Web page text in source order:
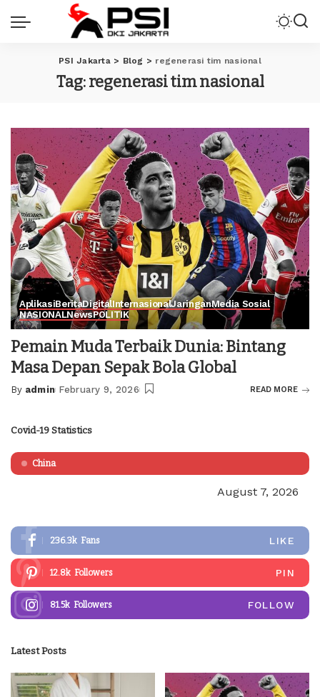
PSI Jakarta> Blog > regenerasi tim nasional
Tag:regenerasi tim nasional
AplikasiBeritaDigitalInternasionalJaringanMedia Sosial
NASIONALNewsPOLITIK
Pemain Muda Terbaik Dunia: Bintang
Masa Depan Sepak Bola Global
Posted
By admin February 9, 2026 READ MORE
Covid-19 Statistics
China
August 7, 2026
236.3k Fans LIKE
12.8k Followers PIN
81.5k Followers FOLLOW
Latest Posts